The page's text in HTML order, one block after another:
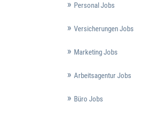
Personal Jobs
Versicherungen Jobs
Marketing Jobs
Arbeitsagentur Jobs
Büro Jobs